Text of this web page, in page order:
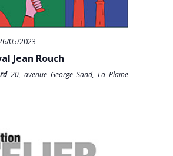
05/2023
Jean Rouch
20, avenue George Sand, La Plaine